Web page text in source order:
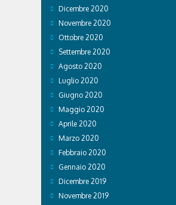
Dicembre 2020
Novembre 2020
Ottobre 2020
Settembre 2020
Agosto 2020
Luglio 2020
Giugno 2020
Maggio 2020
Aprile 2020
Marzo 2020
Febbraio 2020
Gennaio 2020
Dicembre 2019
Novembre 2019